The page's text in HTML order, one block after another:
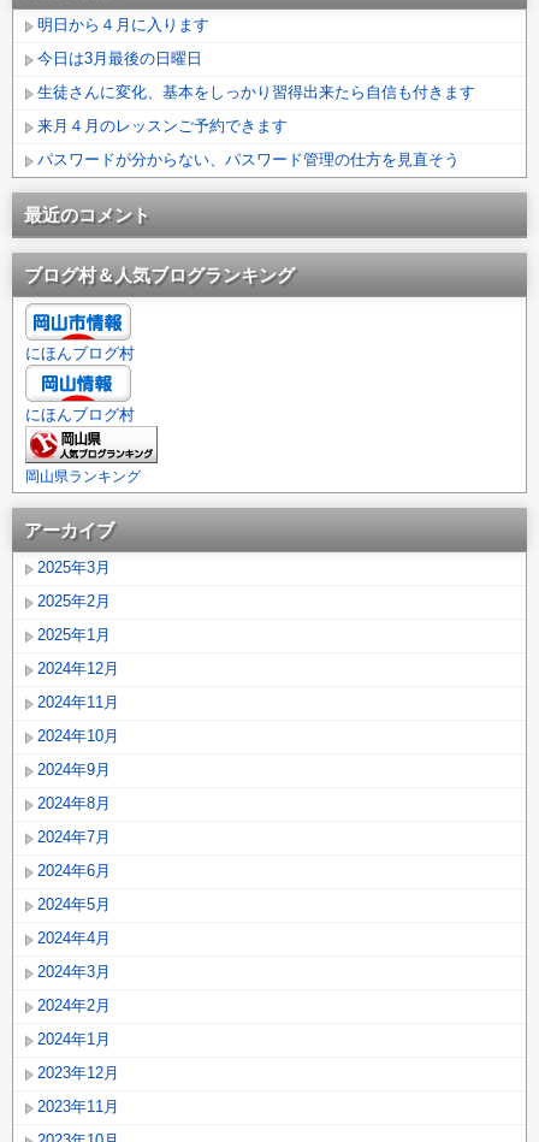
明日から４月に入ります
今日は3月最後の日曜日
生徒さんに変化、基本をしっかり習得出来たら自信も付きます
来月４月のレッスンご予約できます
パスワードが分からない、パスワード管理の仕方を見直そう
最近のコメント
ブログ村＆人気ブログランキング
にほんブログ村
にほんブログ村
岡山県ランキング
アーカイブ
2025年3月
2025年2月
2025年1月
2024年12月
2024年11月
2024年10月
2024年9月
2024年8月
2024年7月
2024年6月
2024年5月
2024年4月
2024年3月
2024年2月
2024年1月
2023年12月
2023年11月